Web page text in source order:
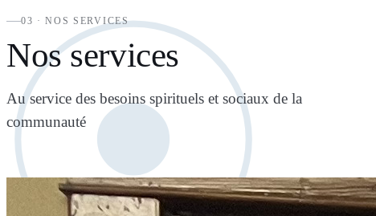
03 · NOS SERVICES
Nos services
Au service des besoins spirituels et sociaux de la
communauté